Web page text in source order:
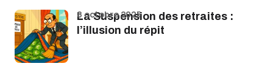
La Suspension des retraites :
l’illusion du répit
8 octobre 2025